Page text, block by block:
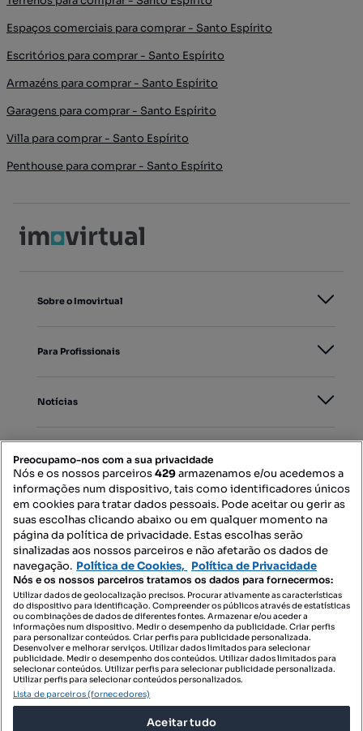
Espaços comerciais para comprar - Santo Espírito
Escritórios para comprar - Santo Espírito
Armazéns para comprar - Santo Espírito
Garagens para comprar - Santo Espírito
Villa para comprar - Santo Espírito
Penthouse para comprar - Santo Espírito
Sobre o Imovirtual
Para Profissionais
Notícias
Mapa do Site
Contacte-nos
SIGA-NOS:
DESCARREGAR NA:
Preocupamo-nos com a sua privacidade
Nós e os nossos parceiros429armazenamos e/ou acedemos a
informações num dispositivo, tais como identificadores únicos
em cookies para tratar dados pessoais. Pode aceitar ou gerir as
suas escolhas clicando abaixo ou em qualquer momento na
página da política de privacidade. Estas escolhas serão
sinalizadas aos nossos parceiros e não afetarão os dados de
navegação. Política de Cookies, Política de Privacidade
Nós e os nossos parceiros tratamos os dados para fornecermos:
Utilizar dados de geolocalização precisos. Procurar ativamente as características
do dispositivo para identificação. Compreender os públicos através de estatísticas
ou combinações de dados de diferentes fontes. Armazenar e/ou aceder a
informações num dispositivo. Medir o desempenho da publicidade. Criar perfis
para personalizar conteúdos. Criar perfis para publicidade personalizada.
Desenvolver e melhorar serviços. Utilizar dados limitados para selecionar
publicidade. Medir o desempenho dos conteúdos. Utilizar dados limitados para
selecionar conteúdos. Utilizar perfis para selecionar publicidade personalizada.
Utilizar perfis para selecionar conteúdos personalizados.
Lista de parceiros (fornecedores)
Aceitar tudo